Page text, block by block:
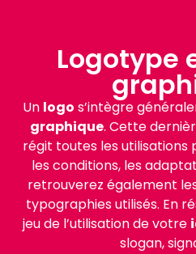
Logotype
Un logo s’intègre
graphique. Cette
régit toutes les utilisations
les conditions, les
retrouverez également
typographies utilisés. En
jeu de l’utilisation de votre
slogan,